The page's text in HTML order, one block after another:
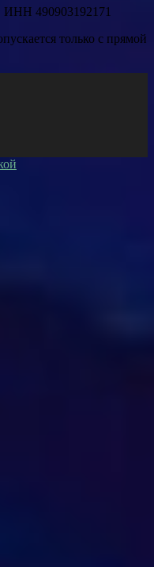
ИНН 490903192171
только с прямой